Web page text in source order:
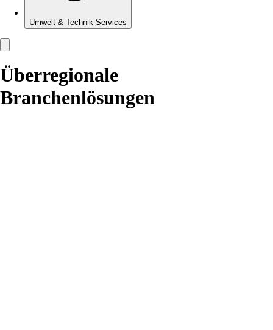
Umwelt & Technik Services
Überregionale
Branchenlösungen